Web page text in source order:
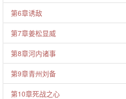
第6章诱敌
第7章姜松显威
第8章河内诸事
第9章青州刘备
第10章死战之心